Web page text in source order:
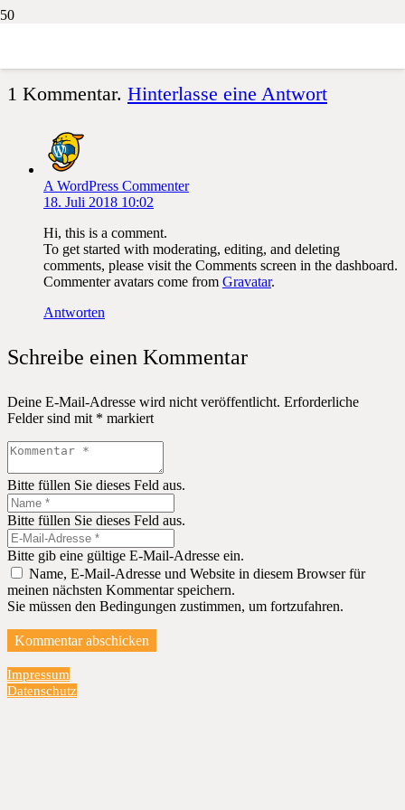
1 Kommentar. Hinterlasse eine Antwort
A WordPress Commenter
18. Juli 2018 10:02
Hi, this is a comment.
To get started with moderating, editing, and deleting
comments, please visit the Comments screen in the dashboard.
Commenter avatars come from Gravatar.
Antworten
Schreibe einen Kommentar
Deine E-Mail-Adresse wird nicht veröffentlicht. Erforderliche
Felder sind mit * markiert
Bitte füllen Sie dieses Feld aus.
Bitte füllen Sie dieses Feld aus.
Bitte gib eine gültige E-Mail-Adresse ein.
Name, E-Mail-Adresse und Website in diesem Browser für
meinen nächsten Kommentar speichern.
Sie müssen den Bedingungen zustimmen, um fortzufahren.
Kommentar abschicken
Impressum
Datenschutz